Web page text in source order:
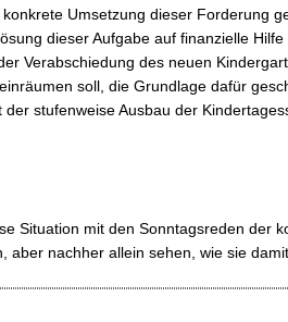
Umsetzung dieser Forderung
dieser Aufgabe auf finanzielle
Verabschiedung des neuen
soll, die Grundlage dafür
stufenweise Ausbau der
Situation mit den Sonntagsreden der
aber nachher allein sehen, wie sie